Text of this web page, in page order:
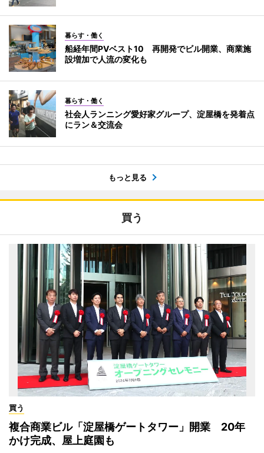
暮らす・働く
船経年間PVベスト10 再開発でビル開業、商業施
設増加で人流の変化も
暮らす・働く
社会人ランニング愛好家グループ、淀屋橋を発着点
にラン＆交流会
もっと見る
買う
買う
複合商業ビル「淀屋橋ゲートタワー」開業 20年
かけ完成、屋上庭園も